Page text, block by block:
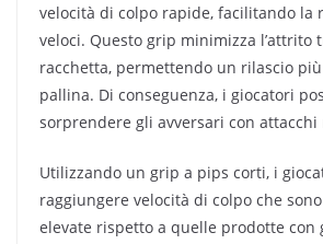
velocità di colpo rapide, facilitando la
veloci. Questo grip minimizza l’attrito
racchetta, permettendo un rilascio
pallina. Di conseguenza, i giocatori
sorprendere gli avversari con attacchi
Utilizzando un grip a pips corti, i
raggiungere velocità di colpo che
elevate rispetto a quelle prodotte con